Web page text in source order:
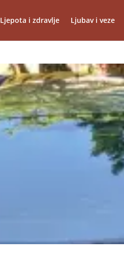
Ljepota i zdravlje Ljubav i veze